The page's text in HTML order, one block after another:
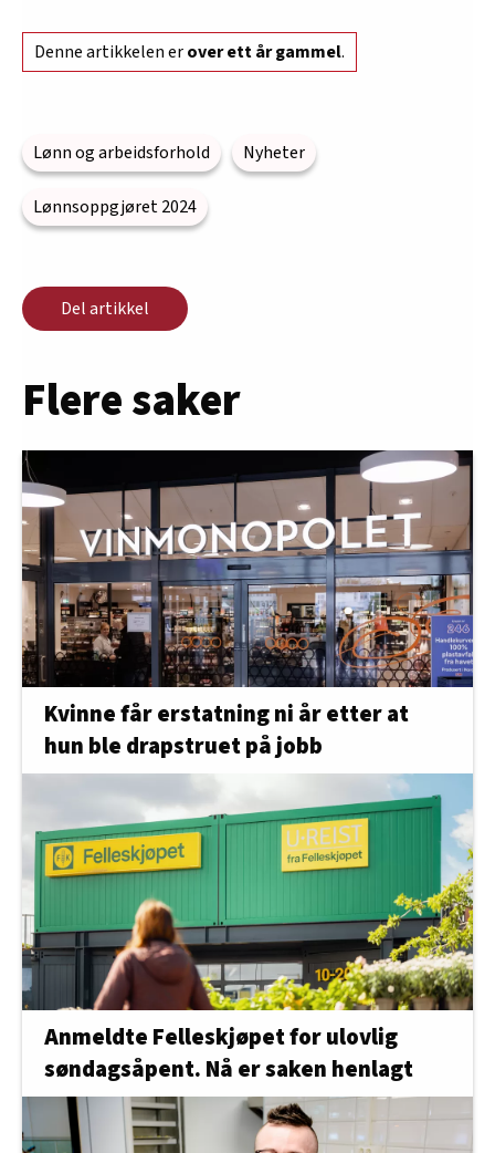
Denne artikkelen erover ett år gammel.
Lønn og arbeidsforhold Nyheter
Lønnsoppgjøret 2024
Del artikkel
Flere saker
Kvinne får erstatning ni år etter at
hun ble drapstruet på jobb
Anmeldte Felleskjøpet for ulovlig
søndagsåpent. Nå er saken henlagt